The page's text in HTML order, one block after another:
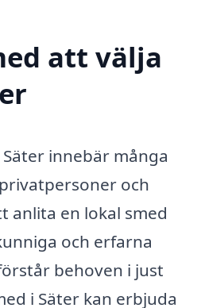
att välja
innebär många
och
anlita en lokal smed
och erfarna
behoven i just
i Säter kan erbjuda